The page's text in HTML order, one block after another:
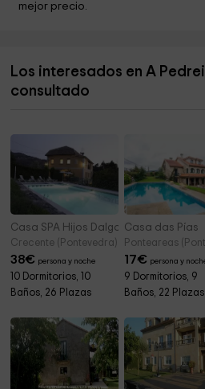
Iglesia De Santa Cruz De Lamas
Iglesia de San Breixo de Arcos de
mejor precio.
Los interesados en A
consultado
Casa SPA Hijos Dalgo
Crecente (Pontevedra)
38€ persona y noche
10 Dormitorios, 10
Baños, 26 Plazas
Casa das Pías
Ponteareas
17€ persona y
9 Dormitorios, 9
Baños, 22 Plazas